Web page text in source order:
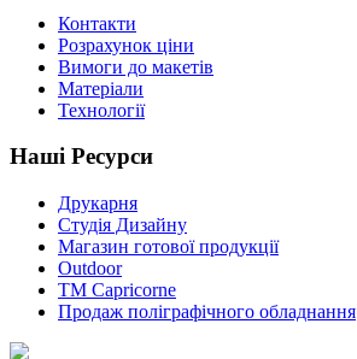
Контакти
Розрахунок ціни
Вимоги до макетів
Матеріали
Технології
Наші Ресурси
Друкарня
Студія Дизайну
Магазин готової продукції
Outdoor
TM Capricorne
Продаж поліграфічного обладнання